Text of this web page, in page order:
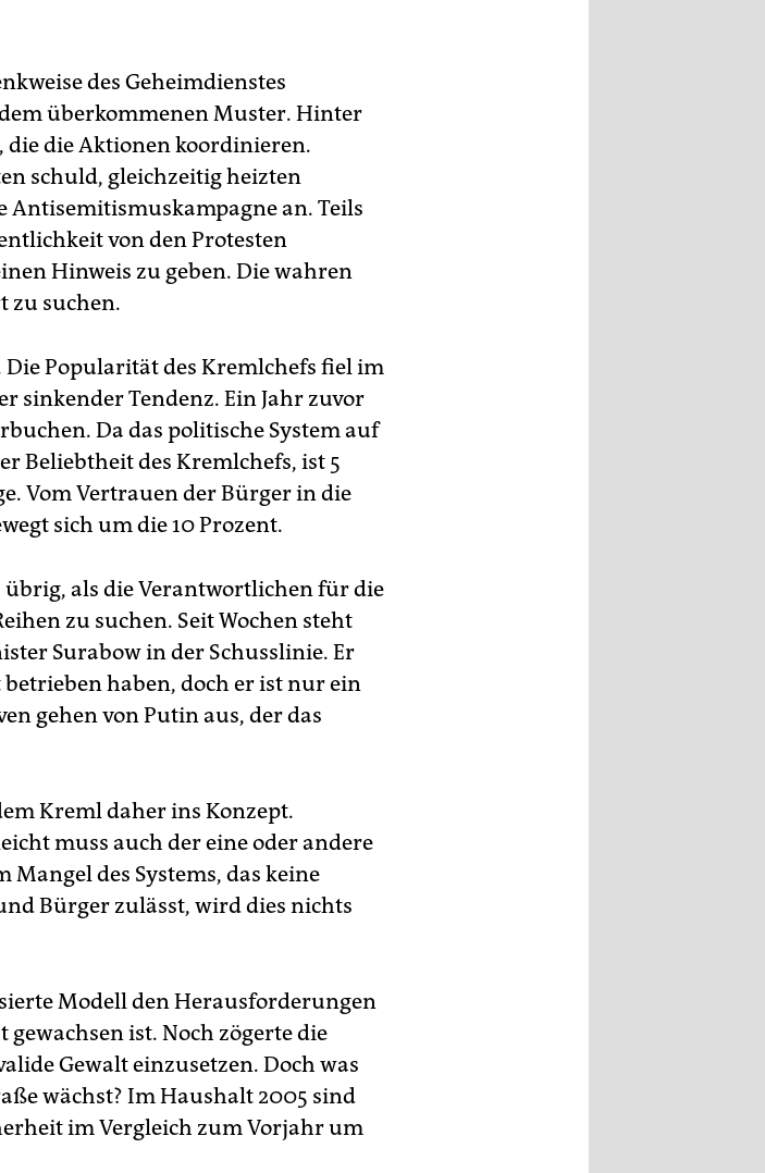
des Geheimdienstes
überkommenen Muster. Hinter
die die Aktionen koordinieren.
schuld, gleichzeitig heizten
an. Teils
von den Protesten
Hinweis zu geben. Die wahren
zu suchen.
Popularität des Kremlchefs fiel im
sinkender Tendenz. Ein Jahr zuvor
Da das politische System auf
Beliebtheit des Kremlchefs, ist 5
Vom Vertrauen der Bürger in die
sich um die 10 Prozent.
als die Verantwortlichen für die
zu suchen. Seit Wochen steht
Surabow in der Schusslinie. Er
haben, doch er ist nur ein
gehen von Putin aus, der das
Kreml daher ins Konzept.
muss auch der eine oder andere
des Systems, das keine
Bürger zulässt, wird dies nichts
Modell den Herausforderungen
ist. Noch zögerte die
Gewalt einzusetzen. Doch was
wächst? Im Haushalt 2005 sind
im Vergleich zum Vorjahr um